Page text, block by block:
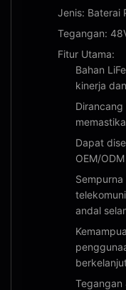
Jenis: Baterai
Tegangan:
Fitur Utama:
Bahan
kinerja
Dirancang
Dapat
OEM/ODM
andal
Tegangan